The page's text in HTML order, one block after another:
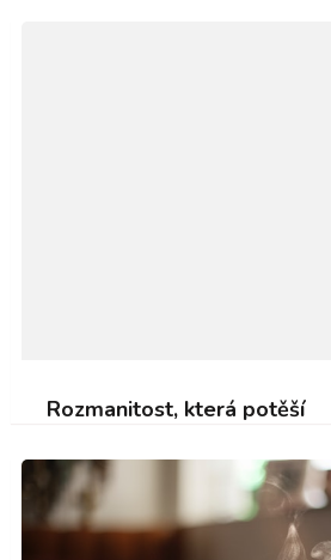
Rozmanitost, která potěší